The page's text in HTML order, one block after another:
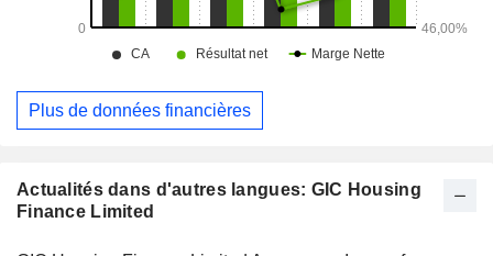
Actualités dans d'autres langues: GIC Housing
Finance Limited
Plus de données financières